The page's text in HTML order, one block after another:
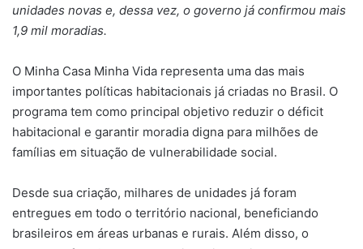
unidades novas e, dessa vez, o governo já confirmou mais
1,9 mil moradias.
O Minha Casa Minha Vida representa uma das mais
importantes políticas habitacionais já criadas no Brasil. O
programa tem como principal objetivo reduzir o déficit
habitacional e garantir moradia digna para milhões de
famílias em situação de vulnerabilidade social.
Desde sua criação, milhares de unidades já foram
entregues em todo o território nacional, beneficiando
brasileiros em áreas urbanas e rurais. Além disso, o